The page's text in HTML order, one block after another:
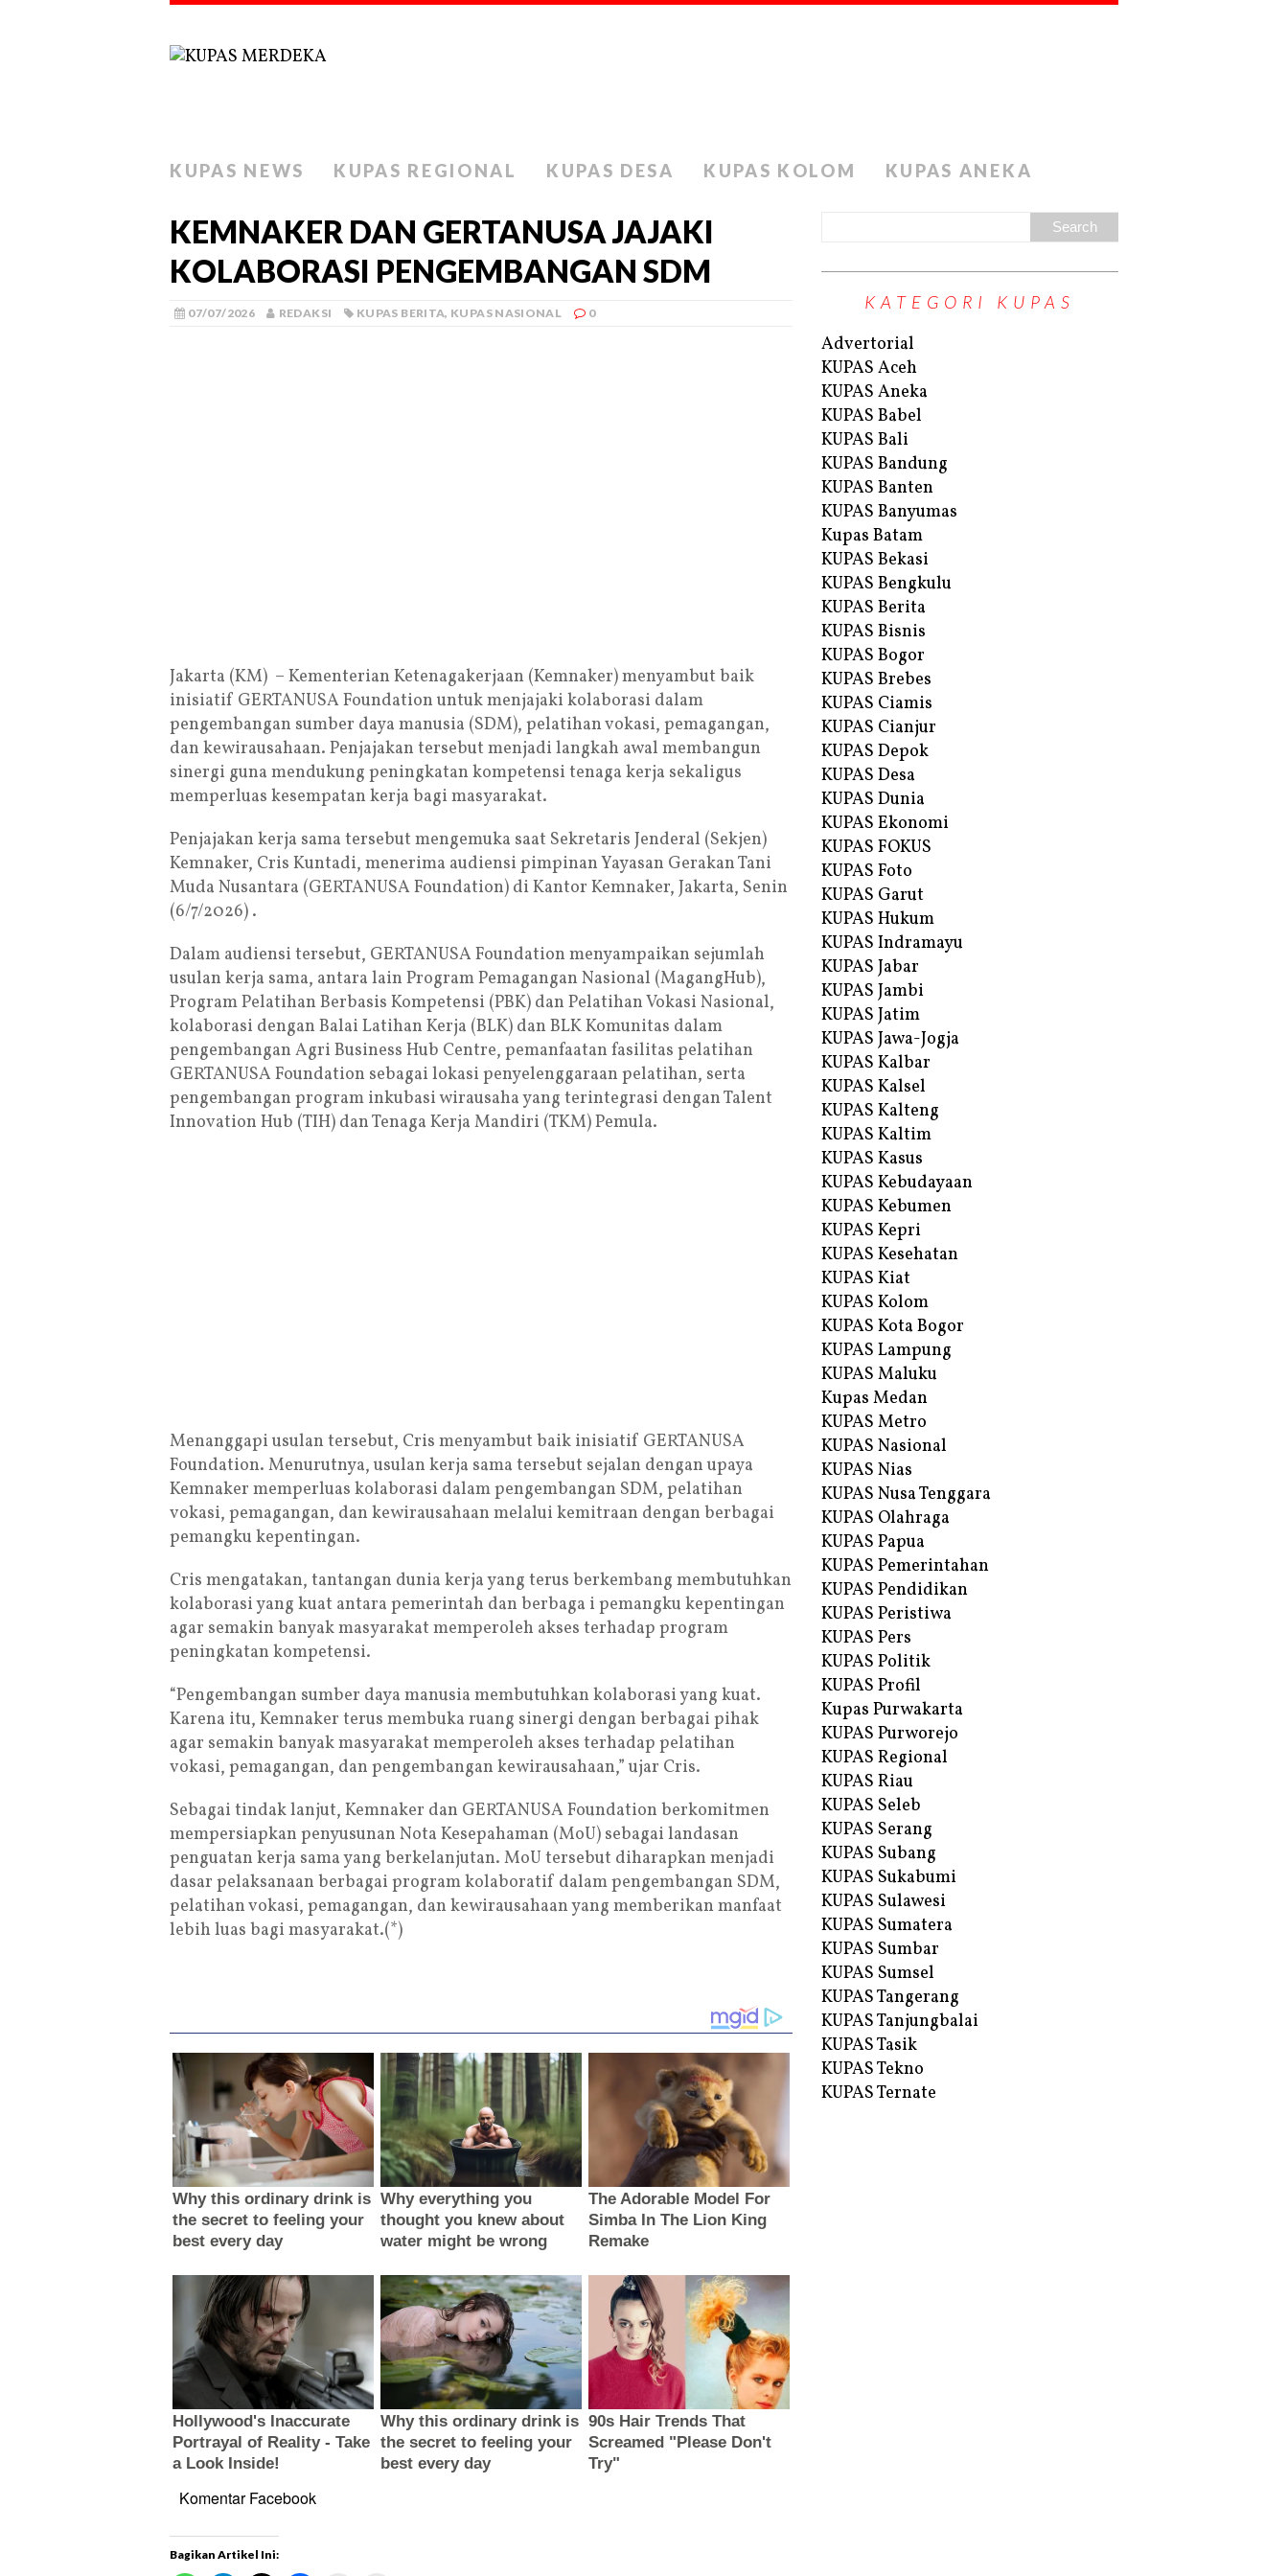
KUPAS NEWS KUPAS REGIONAL KUPAS DESA KUPAS KOLOM KUPAS ANEKA
KEMNAKER DAN GERTANUSA JAJAKI
KOLABORASI PENGEMBANGAN SDM
07/07/2026 REDAKSI KUPAS BERITA, KUPAS NASIONAL 0
Jakarta (KM) – Kementerian Ketenagakerjaan (Kemnaker) menyambut baik
inisiatif GERTANUSA Foundation untuk menjajaki kolaborasi dalam
pengembangan sumber daya manusia (SDM), pelatihan vokasi, pemagangan,
dan kewirausahaan. Penjajakan tersebut menjadi langkah awal membangun
sinergi guna mendukung peningkatan kompetensi tenaga kerja sekaligus
memperluas kesempatan kerja bagi masyarakat.
Penjajakan kerja sama tersebut mengemuka saat Sekretaris Jenderal (Sekjen)
Kemnaker, Cris Kuntadi, menerima audiensi pimpinan Yayasan Gerakan Tani
Muda Nusantara (GERTANUSA Foundation) di Kantor Kemnaker, Jakarta, Senin
(6/7/2026) .
Dalam audiensi tersebut, GERTANUSA Foundation menyampaikan sejumlah
usulan kerja sama, antara lain Program Pemagangan Nasional (MagangHub),
Program Pelatihan Berbasis Kompetensi (PBK) dan Pelatihan Vokasi Nasional,
kolaborasi dengan Balai Latihan Kerja (BLK) dan BLK Komunitas dalam
pengembangan Agri Business Hub Centre, pemanfaatan fasilitas pelatihan
GERTANUSA Foundation sebagai lokasi penyelenggaraan pelatihan, serta
pengembangan program inkubasi wirausaha yang terintegrasi dengan Talent
Innovation Hub (TIH) dan Tenaga Kerja Mandiri (TKM) Pemula.
Menanggapi usulan tersebut, Cris menyambut baik inisiatif GERTANUSA
Foundation. Menurutnya, usulan kerja sama tersebut sejalan dengan upaya
Kemnaker memperluas kolaborasi dalam pengembangan SDM, pelatihan
vokasi, pemagangan, dan kewirausahaan melalui kemitraan dengan berbagai
pemangku kepentingan.
Cris mengatakan, tantangan dunia kerja yang terus berkembang membutuhkan
kolaborasi yang kuat antara pemerintah dan berbaga i pemangku kepentingan
agar semakin banyak masyarakat memperoleh akses terhadap program
peningkatan kompetensi.
“Pengembangan sumber daya manusia membutuhkan kolaborasi yang kuat.
Karena itu, Kemnaker terus membuka ruang sinergi dengan berbagai pihak
agar semakin banyak masyarakat memperoleh akses terhadap pelatihan
vokasi, pemagangan, dan pengembangan kewirausahaan,” ujar Cris.
Sebagai tindak lanjut, Kemnaker dan GERTANUSA Foundation berkomitmen
mempersiapkan penyusunan Nota Kesepahaman (MoU) sebagai landasan
penguatan kerja sama yang berkelanjutan. MoU tersebut diharapkan menjadi
dasar pelaksanaan berbagai program kolaboratif dalam pengembangan SDM,
pelatihan vokasi, pemagangan, dan kewirausahaan yang memberikan manfaat
lebih luas bagi masyarakat.(*)
Komentar Facebook
Bagikan Artikel Ini:
KATEGORI KUPAS
Advertorial
KUPAS Aceh
KUPAS Aneka
KUPAS Babel
KUPAS Bali
KUPAS Bandung
KUPAS Banten
KUPAS Banyumas
Kupas Batam
KUPAS Bekasi
KUPAS Bengkulu
KUPAS Berita
KUPAS Bisnis
KUPAS Bogor
KUPAS Brebes
KUPAS Ciamis
KUPAS Cianjur
KUPAS Depok
KUPAS Desa
KUPAS Dunia
KUPAS Ekonomi
KUPAS FOKUS
KUPAS Foto
KUPAS Garut
KUPAS Hukum
KUPAS Indramayu
KUPAS Jabar
KUPAS Jambi
KUPAS Jatim
KUPAS Jawa-Jogja
KUPAS Kalbar
KUPAS Kalsel
KUPAS Kalteng
KUPAS Kaltim
KUPAS Kasus
KUPAS Kebudayaan
KUPAS Kebumen
KUPAS Kepri
KUPAS Kesehatan
KUPAS Kiat
KUPAS Kolom
KUPAS Kota Bogor
KUPAS Lampung
KUPAS Maluku
Kupas Medan
KUPAS Metro
KUPAS Nasional
KUPAS Nias
KUPAS Nusa Tenggara
KUPAS Olahraga
KUPAS Papua
KUPAS Pemerintahan
KUPAS Pendidikan
KUPAS Peristiwa
KUPAS Pers
KUPAS Politik
KUPAS Profil
Kupas Purwakarta
KUPAS Purworejo
KUPAS Regional
KUPAS Riau
KUPAS Seleb
KUPAS Serang
KUPAS Subang
KUPAS Sukabumi
KUPAS Sulawesi
KUPAS Sumatera
KUPAS Sumbar
KUPAS Sumsel
KUPAS Tangerang
KUPAS Tanjungbalai
KUPAS Tasik
KUPAS Tekno
KUPAS Ternate